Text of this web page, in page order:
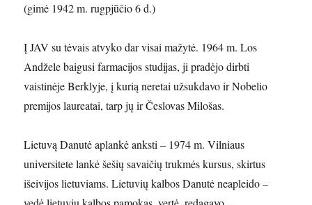
(gimė 1942 m. rugpjūčio 6 d.)
Į JAV su tėvais atvyko dar visai mažytė. 1964 m. Los
Andžele baigusi farmacijos studijas, ji pradėjo dirbti
vaistinėje Berklyje, į kurią neretai užsukdavo ir Nobelio
premijos laureatai, tarp jų ir Česlovas Milošas.
Lietuvą Danutė aplankė anksti – 1974 m. Vilniaus
universitete lankė šešių savaičių trukmės kursus, skirtus
išeivijos lietuviams. Lietuvių kalbos Danutė neapleido –